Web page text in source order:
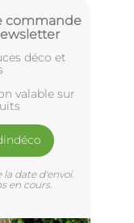
commande
déco et
valable sur
date d'envoi.
en cours.